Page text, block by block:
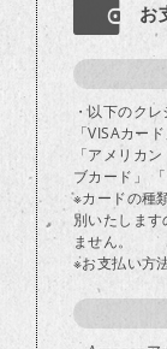
お
・以下のク
「VISAカー
「アメリカ
ブカード」
※カードの種
別いたしま
ません。
※お支払い方